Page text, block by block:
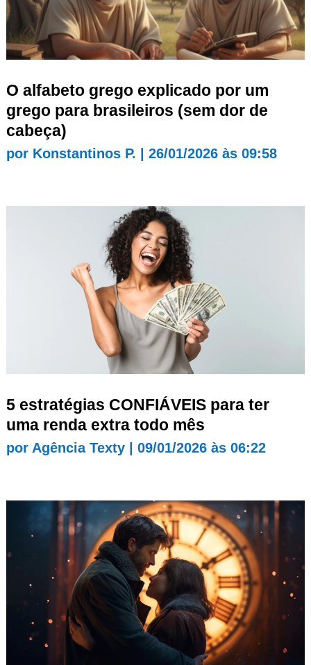
O alfabeto grego explicado por um
grego para brasileiros (sem dor de
cabeça)
por Konstantinos P. 26/01/2026 às 09:58
5 estratégias CONFIÁVEIS para ter
uma renda extra todo mês
por Agência Texty| 09/01/2026 às 06:22